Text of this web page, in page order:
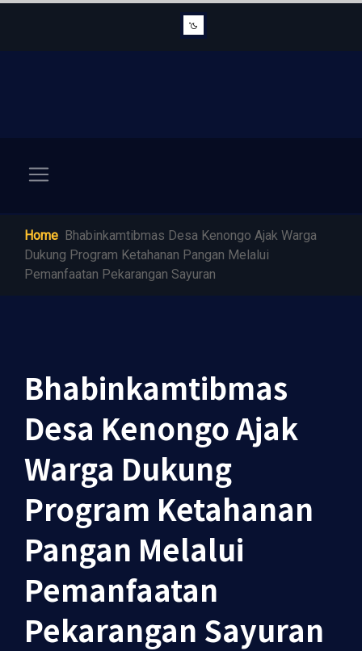
Home Bhabinkamtibmas Desa Kenongo Ajak Warga
Dukung Program Ketahanan Pangan Melalui
Pemanfaatan Pekarangan Sayuran
Bhabinkamtibmas
Desa Kenongo Ajak
Warga Dukung
Program Ketahanan
Pangan Melalui
Pemanfaatan
Pekarangan Sayuran